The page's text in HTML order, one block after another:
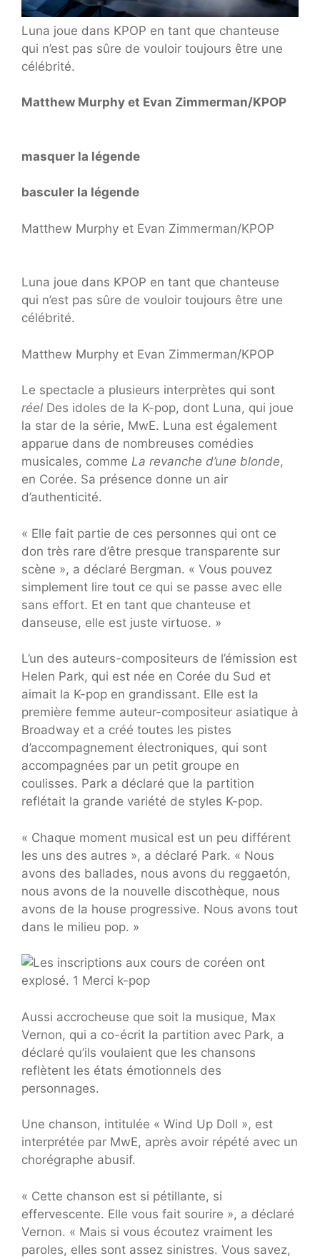
Luna joue dans KPOP en tant que chanteuse
qui n’est pas sûre de vouloir toujours être une
célébrité.
Matthew Murphy et Evan Zimmerman/KPOP
masquer la légende
basculer la légende
Matthew Murphy et Evan Zimmerman/KPOP
Luna joue dans KPOP en tant que chanteuse
qui n’est pas sûre de vouloir toujours être une
célébrité.
Matthew Murphy et Evan Zimmerman/KPOP
Le spectacle a plusieurs interprètes qui sont
réel Des idoles de la K-pop, dont Luna, qui joue
la star de la série, MwE. Luna est également
apparue dans de nombreuses comédies
musicales, comme La revanche d’une blonde,
en Corée. Sa présence donne un air
d’authenticité.
« Elle fait partie de ces personnes qui ont ce
don très rare d’être presque transparente sur
scène », a déclaré Bergman. « Vous pouvez
simplement lire tout ce qui se passe avec elle
sans effort. Et en tant que chanteuse et
danseuse, elle est juste virtuose. »
L’un des auteurs-compositeurs de l’émission est
Helen Park, qui est née en Corée du Sud et
aimait la K-pop en grandissant. Elle est la
première femme auteur-compositeur asiatique à
Broadway et a créé toutes les pistes
d’accompagnement électroniques, qui sont
accompagnées par un petit groupe en
coulisses. Park a déclaré que la partition
reflétait la grande variété de styles K-pop.
« Chaque moment musical est un peu différent
les uns des autres », a déclaré Park. « Nous
avons des ballades, nous avons du reggaetón,
nous avons de la nouvelle discothèque, nous
avons de la house progressive. Nous avons tout
dans le milieu pop. »
Aussi accrocheuse que soit la musique, Max
Vernon, qui a co-écrit la partition avec Park, a
déclaré qu’ils voulaient que les chansons
reflètent les états émotionnels des
personnages.
Une chanson, intitulée « Wind Up Doll », est
interprétée par MwE, après avoir répété avec un
chorégraphe abusif.
« Cette chanson est si pétillante, si
effervescente. Elle vous fait sourire », a déclaré
Vernon. « Mais si vous écoutez vraiment les
paroles, elles sont assez sinistres. Vous savez,